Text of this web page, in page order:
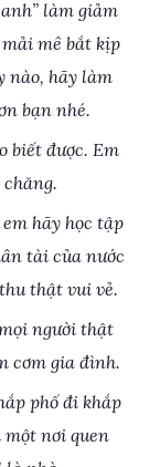
làm giảm
mê bắt kịp
nào, hãy làm
bạn nhé.
biết được. Em
hãy học tập
tài của nước
thật vui vẻ.
người thật
cơm gia đình.
phố đi khắp
nơi quen